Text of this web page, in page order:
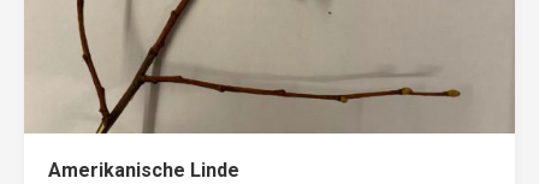
Amerikanische Linde